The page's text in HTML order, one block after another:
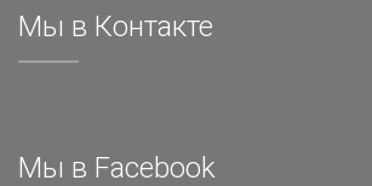
Мы в Контакте
Мы в Facebook